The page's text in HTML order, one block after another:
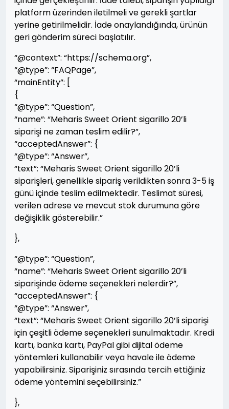
platform üzerinden iletilmeli ve gerekli şartlar
yerine getirilmelidir. İade onaylandığında, ürünün
geri gönderim süreci başlatılır.
“@context”: “https://schema.org”,
“@type”: “FAQPage”,
“mainEntity”: [
{
“@type”: “Question”,
“name”: “Meharis Sweet Orient sigarillo 20’li
siparişi ne zaman teslim edilir?”,
“acceptedAnswer”: {
“@type”: “Answer”,
“text”: “Meharis Sweet Orient sigarillo 20’li
siparişleri, genellikle sipariş verildikten sonra 3-5 iş
günü içinde teslim edilmektedir. Teslimat süresi,
verilen adrese ve mevcut stok durumuna göre
değişiklik gösterebilir.”
},
“@type”: “Question”,
“name”: “Meharis Sweet Orient sigarillo 20’li
siparişinde ödeme seçenekleri nelerdir?”,
“acceptedAnswer”: {
“@type”: “Answer”,
“text”: “Meharis Sweet Orient sigarillo 20’li siparişi
için çeşitli ödeme seçenekleri sunulmaktadır. Kredi
kartı, banka kartı, PayPal gibi dijital ödeme
yöntemleri kullanabilir veya havale ile ödeme
yapabilirsiniz. Siparişiniz sırasında tercih ettiğiniz
ödeme yöntemini seçebilirsiniz.”
},